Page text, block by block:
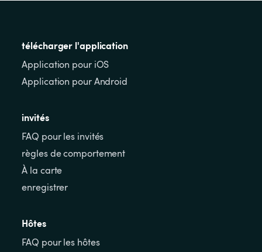
télécharger l'application
Application pour iOS
Application pour Android
invités
FAQ pour les invités
règles de comportement
À la carte
enregistrer
Hôtes
FAQ pour les hôtes